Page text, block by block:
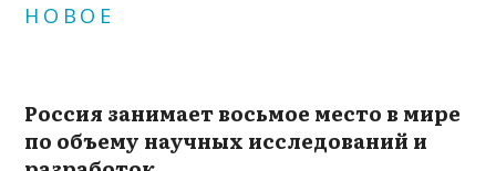
НОВОЕ
Россия занимает восьмое место в мире
по объему научных исследований и